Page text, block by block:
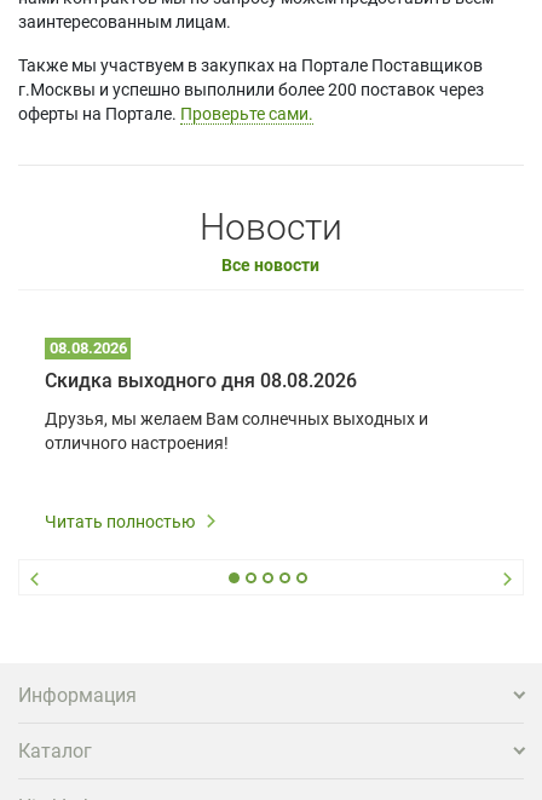
заинтересованным лицам.
Также мы участвуем в закупках на Портале Поставщиков
г.Москвы и успешно выполнили более 200 поставок через
оферты на Портале. Проверьте сами.
Новости
Все новости
08.08.2026
Скидка выходного дня 08.08.2026
Друзья, мы желаем Вам солнечных выходных и
отличного настроения!
Читать полностью
Информация
Каталог